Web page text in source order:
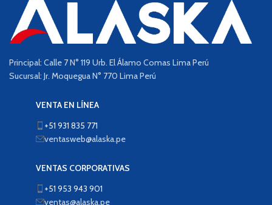
Principal: Calle 7 N° 119 Urb. El Álamo Comas Lima Perú
Sucursal: Jr. Moquegua N° 770 Lima Perú
VENTA EN LÍNEA
+51 931 835 771
ventasweb@alaska.pe
VENTAS CORPORATIVAS
+51 953 943 901
ventas@alaska.pe